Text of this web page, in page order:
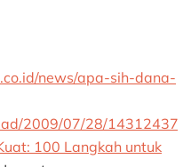
news/apa-sih-dana-
2009/07/28/14312437/
100 Langkah untuk